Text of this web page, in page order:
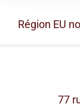
Région EU
77